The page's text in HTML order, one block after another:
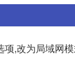
,改为局域网